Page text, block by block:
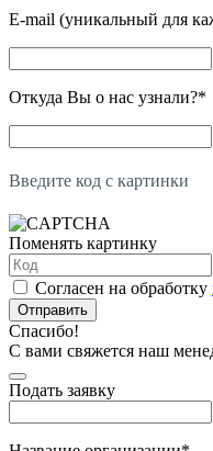
E-mail (уникальный для
Откуда Вы о нас узнали?*
Введите код с картинки
Поменять картинку
Согласен на обработку
Отправить
Спасибо!
С вами свяжется наш
Подать заявку